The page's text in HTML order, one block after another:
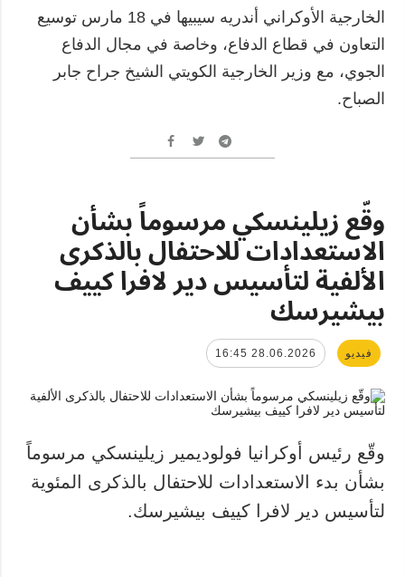
الخارجية الأوكراني أندريه سيبيها في 18 مارس توسيع
التعاون في قطاع الدفاع، وخاصة في مجال الدفاع
الجوي، مع وزير الخارجية الكويتي الشيخ جراح جابر
الصباح.
وقّع زيلينسكي مرسوماً بشأن
الاستعدادات للاحتفال بالذكرى
الألفية لتأسيس دير لافرا كييف
بيشيرسك
فيديو 28.06.2026 16:45
وقّع رئيس أوكرانيا فولوديمير زيلينسكي مرسوماً
بشأن بدء الاستعدادات للاحتفال بالذكرى المئوية
لتأسيس دير لافرا كييف بيشيرسك.